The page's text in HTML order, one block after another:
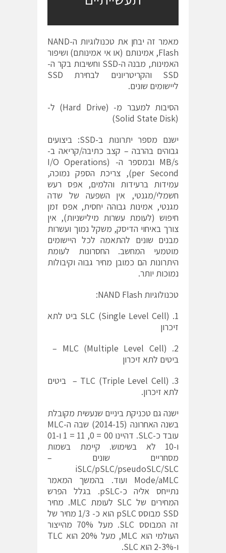
מאמר זה יבחן את טכנולוגיות ה-NAND
Flash, אמינותם (או אי אמינותם) ושיפור
האמינות, מבנה ה-SSD וחשיבות בקר ה-
SSD והקריטריונים לבחירת SSD
ליישומים שונים.
הסיבות למעבר מ- (Hard Drive) ל-
(Solid State Disk)
ישנם מספר יתרונות ב-SSD: ביצועים
גבוהים בהרבה – קצב כתיבה/קריאה ב-
MB/s ובמספר ה- (I/O Operations
per Second), צריכת הספק נמוכה,
עמידות ברעידות והלמים, אפס רעש
חשמלי/מגנטי, אין השפעה של שדה
מגנטי, אמינות גבוהה יחסית, אפס זמן
חיפוש (לעומת עשרות מילישניות), אין
צורך באיחוי הדיסק, משקל נמוך ועשרות
מבנים שונים להתאמה לכל היישומים
מוטמעי המחשב. החסרונות לעומת
היתרונות הם כמובן מחיר גבוה וקיבולות
נמוכות יותר.
טכנולוגיות NAND Flash:
SLC (Single Level Cell) .1 ביט לתא
זיכרון
MLC (Multiple Level Cell) .2 –
ביטים לתא זיכרון
TLC (Triple Level Cell) .3 – ביטים
לתא זיכרון.
ישנה גם טכניקת ביניים שנעשית מקובלת
בשנה האחרונה (2014-15) שבה ה-MLC
עובד כ-SLC. דהיינו 00 = 0, 11 = 1 ו-01
ו-10 לא בשימוש. קיימת בשמות
מסחריים שונים –
iSLC/pSLC/pseudoSLC/SLC
Mode/aMLC ועוד. בהמשך המאמר
נתייחס אליה כ-pSLC. בגלל הפרש
המחירים של SLC לעומת MLC. מחיר
SSD מבוסס pSLC הוא כ- 1/3 מחיר של
זה המבוסס SLC. מעל 70% מהייצור
העולמי הוא MLC, מעל 20% הוא TLC
ו-2-3% הוא SLC.